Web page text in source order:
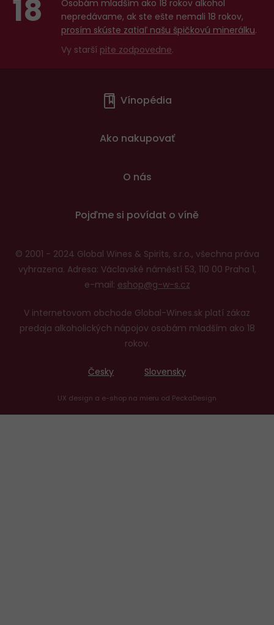
18
Osobám mladším ako 18 rokov alkohol
nepredávame, ak ste ešte nemali 18 rokov,
prosím skúste zatiaľ našu špičkovú minerálku.
Vy starší pite zodpovedne.
Vínopédia
Ako nakupovať
O nás
Pojďme si povídat o víně
© 2001 - 2024 Global Wines & Spirits, s.r.o., všechna práva
vyhrazena. Adresa: Václavské náměstí 53, 110 00 Praha 1,
e-mail: eshop@g-w-s.cz
V internetovom obchode Global-Wines.sk platí zákaz
predaja alkoholických nápojov osobám mladším ako 18
rokov.
Česky Slovensky
UX design a e-shop na mieru od PeckaDesign